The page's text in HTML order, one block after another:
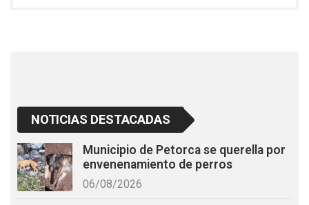
NOTICIAS DESTACADAS
Municipio de Petorca se querella por
envenenamiento de perros
06/08/2026